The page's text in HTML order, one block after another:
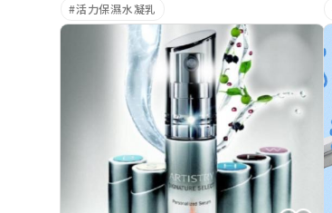
活力保濕水凝乳